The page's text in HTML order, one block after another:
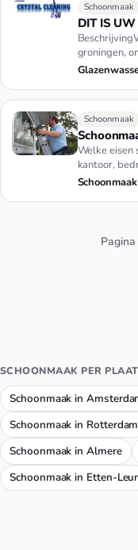
Schoonmaak
DIT IS
groningen,
Cleaning …
Schoonmaak
Welke eisen
kantoor,
gebeuren,
SCHOONMAAK PER
Schoonmaak in
Schoonmaak in Rotterdam
Schoonmaak in Almere
Schoonmaak in Etten-Leur